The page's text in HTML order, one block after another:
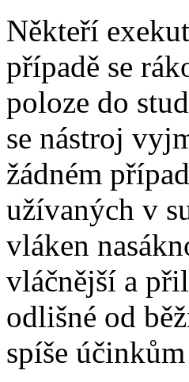
Někteří
případě se
poloze do
se nástroj
žádném
užívaných v
vláken
vláčnější a
odlišné od
spíše